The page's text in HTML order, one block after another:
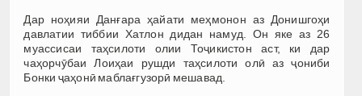
Дар ноҳияи Данғара ҳайати меҳмонон аз Донишгоҳи
давлатии тиббии Хатлон дидан намуд. Он яке аз 26
муассисаи таҳсилоти олии Тоҷикистон аст, ки дар
чаҳорчӯбаи Лоиҳаи рушди таҳсилоти олӣ аз ҷониби
Бонки ҷаҳонӣ маблағгузорӣ мешавад.